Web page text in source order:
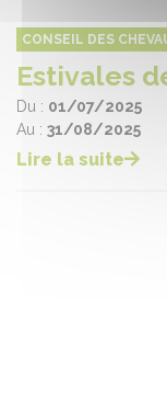
CONSEIL DES
Estivales
Du : 01/07/2025
Au : 31/08/2025
Lire la suite